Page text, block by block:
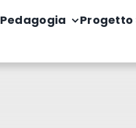
Pedagogia Progetto